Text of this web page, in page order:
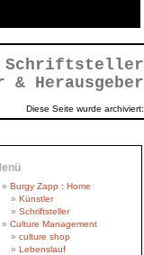
Schriftsteller
Herausgeber
Diese Seite wurde archiviert:
Burgy Zapp : Home
Künstler
Schriftsteller
Culture Management
culture shop
Lebenslauf